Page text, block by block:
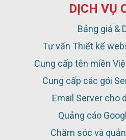
DỊCH VỤ
Bảng giá &
Tư vấn Thiết kế
Cung cấp tên miền
Cung cấp các gói
Email Server cho
Quảng cáo
Chăm sóc và